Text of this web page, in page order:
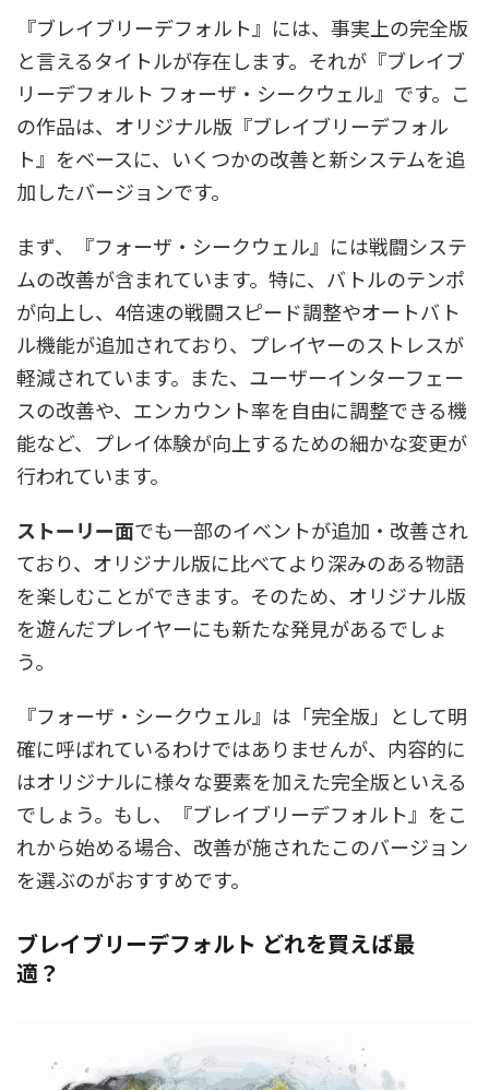
『ブレイブリーデフォルト』には、事実上の完全版
と言えるタイトルが存在します。それが『ブレイブ
リーデフォルト フォーザ・シークウェル』です。こ
の作品は、オリジナル版『ブレイブリーデフォル
ト』をベースに、いくつかの改善と新システムを追
加したバージョンです。
まず、『フォーザ・シークウェル』には戦闘システ
ムの改善が含まれています。特に、バトルのテンポ
が向上し、4倍速の戦闘スピード調整やオートバト
ル機能が追加されており、プレイヤーのストレスが
軽減されています。また、ユーザーインターフェー
スの改善や、エンカウント率を自由に調整できる機
能など、プレイ体験が向上するための細かな変更が
行われています。
ストーリー面でも一部のイベントが追加・改善され
ており、オリジナル版に比べてより深みのある物語
を楽しむことができます。そのため、オリジナル版
を遊んだプレイヤーにも新たな発見があるでしょ
う。
『フォーザ・シークウェル』は「完全版」として明
確に呼ばれているわけではありませんが、内容的に
はオリジナルに様々な要素を加えた完全版といえる
でしょう。もし、『ブレイブリーデフォルト』をこ
れから始める場合、改善が施されたこのバージョン
を選ぶのがおすすめです。
ブレイブリーデフォルト どれを買えば最
適？